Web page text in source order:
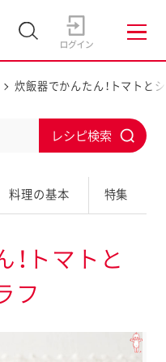
炊飯器でかんたん！トマトと
料理の基本 特集
b
トマトと
フ